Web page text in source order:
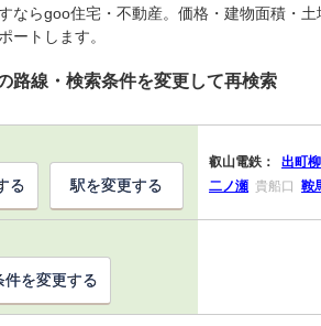
ならgoo住宅・不動産。価格・建物面積・
ートします。
路線・検索条件を変更して再検索
叡山電鉄： 出町柳
二ノ瀬 貴船口 鞍
る 駅を変更する
件を変更する